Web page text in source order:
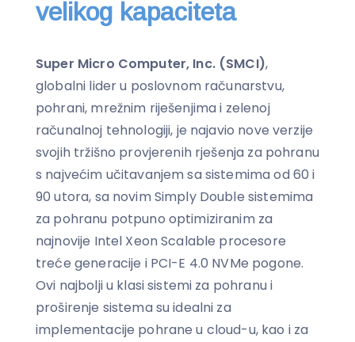
velikog kapaciteta
Super Micro Computer, Inc. (SMCI),
globalni lider u poslovnom računarstvu,
pohrani, mrežnim riješenjima i zelenoj
računalnoj tehnologiji, je najavio nove verzije
svojih tržišno provjerenih rješenja za pohranu
s najvećim učitavanjem sa sistemima od 60 i
90 utora, sa novim Simply Double sistemima
za pohranu potpuno optimiziranim za
najnovije Intel Xeon Scalable procesore
treće generacije i PCI-E 4.0 NVMe pogone.
Ovi najbolji u klasi sistemi za pohranu i
proširenje sistema su idealni za
implementacije pohrane u cloud-u, kao i za